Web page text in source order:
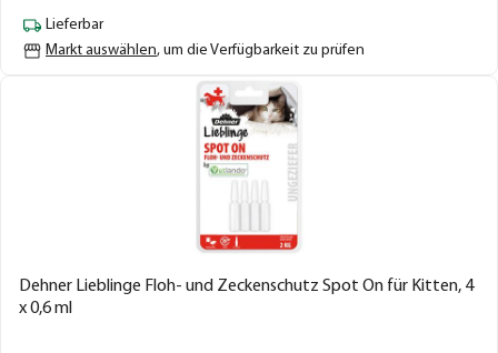
Lieferbar
Markt auswählen, um die Verfügbarkeit zu prüfen
Dehner Lieblinge Floh- und Zeckenschutz Spot On für Kitten, 4
x 0,6 ml